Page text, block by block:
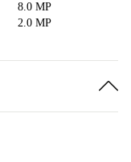
8.0 MP
2.0 MP